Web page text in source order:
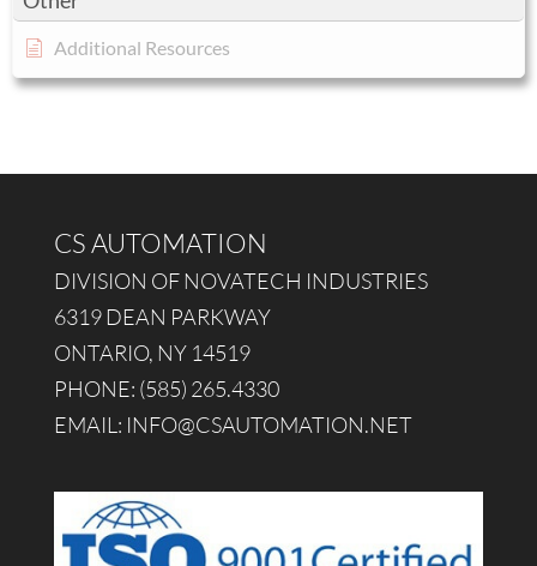
Additional Resources
CS AUTOMATION
DIVISION OF NOVATECH INDUSTRIES
6319 DEAN PARKWAY
ONTARIO, NY 14519
PHONE: (585) 265.4330
EMAIL: INFO@CSAUTOMATION.NET